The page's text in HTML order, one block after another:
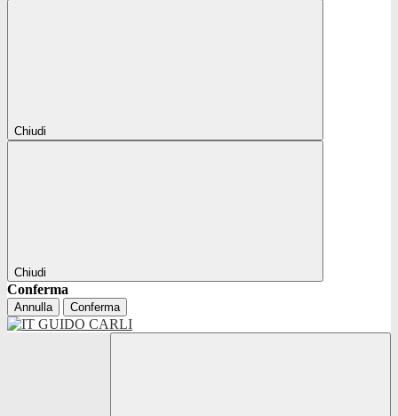
Chiudi
Chiudi
Conferma
Annulla Conferma